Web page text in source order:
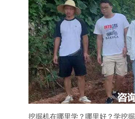
挖掘机在哪里学？哪里好？学挖